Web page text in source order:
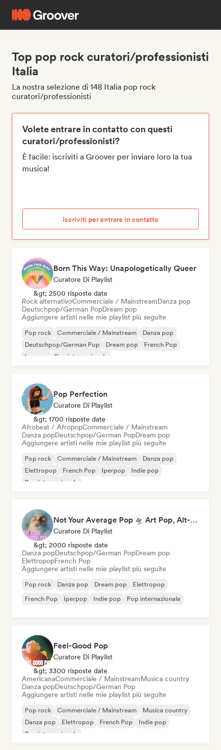
Top pop rock curatori/professionisti
Italia
La nostra selezione di 148 Italia pop rock
curatori/professionisti
Volete entrare in contatto con questi
curatori/professionisti?
È facile: iscriviti a Groover per inviare loro la tua
musica!
Iscriviti per entrare in contatto
Born This Way: Unapologetically Queer
Curatore Di Playlist
&gt; 2500 risposte date
Rock alternativoCommerciale / MainstreamDanza pop
Deutschpop/German PopDream pop
Aggiungere artisti nelle mie playlist più seguite
Pop rock Commerciale / Mainstream
Danza pop
Deutschpop/German Pop
Dream pop
French Pop
Iperpop
Pop internazionale
Pop Perfection
Curatore Di Playlist
&gt; 1700 risposte date
Afrobeat / AfropopCommerciale / Mainstream
Danza popDeutschpop/German PopDream pop
Aggiungere artisti nelle mie playlist più seguite
Pop rock Commerciale / Mainstream
Danza pop
Elettropop
French Pop Iperpop
Indie pop
Pop internazionale
Not Your Average Pop 🛸 Art Pop, Alt-Pop & Indie Pop
Curatore Di Playlist
&gt; 2000 risposte date
Danza popDeutschpop/German PopDream pop
ElettropopFrench Pop
Aggiungere artisti nelle mie playlist più seguite
Pop rock Danza pop Dream pop
Elettropop
French Pop
Iperpop Indie pop Pop internazionale
Feel-Good Pop
Curatore Di Playlist
&gt; 3300 risposte date
AmericanaCommerciale / MainstreamMusica country
Danza popDeutschpop/German Pop
Aggiungere artisti nelle mie playlist più seguite
Pop rock Commerciale / Mainstream
Musica country
Danza pop
Elettropop French Pop
Indie pop
Pop internazionale